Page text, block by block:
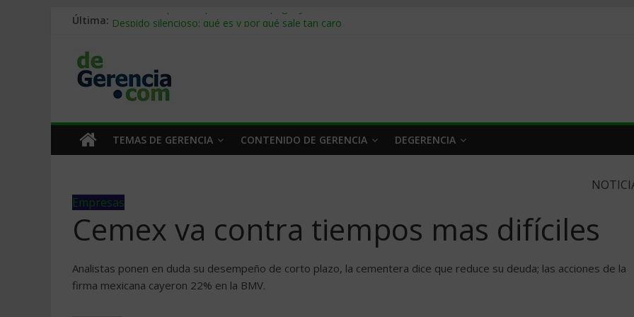
Última: Stablecoins para empresas: cómo pagar y cobrar en 2026
Trabajo forzoso en la cadena de suministro: qué hacer
Mercado hispano de EE. UU.: cómo segmentarlo y venderle
TEMAS DE GERENCIA CONTENIDO DE GERENCIA DEGERENCIA
Empresas
Cemex va contra tiempos mas difí­ciles
Analistas ponen en duda su desempeño de corto plazo, la cementera dice que reduce su deuda; las acciones de la
firma mexicana cayeron 22% en la BMV.